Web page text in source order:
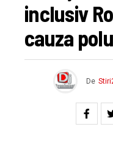
inclusiv
cauza
De